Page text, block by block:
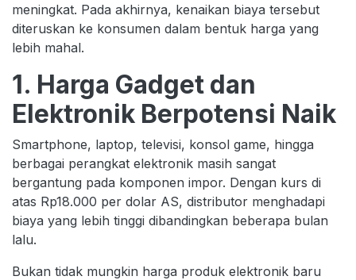
meningkat. Pada akhirnya, kenaikan biaya tersebut
diteruskan ke konsumen dalam bentuk harga yang
lebih mahal.
1. Harga Gadget dan
Elektronik Berpotensi Naik
Smartphone, laptop, televisi, konsol game, hingga
berbagai perangkat elektronik masih sangat
bergantung pada komponen impor. Dengan kurs di
atas Rp18.000 per dolar AS, distributor menghadapi
biaya yang lebih tinggi dibandingkan beberapa bulan
lalu.
Bukan tidak mungkin harga produk elektronik baru